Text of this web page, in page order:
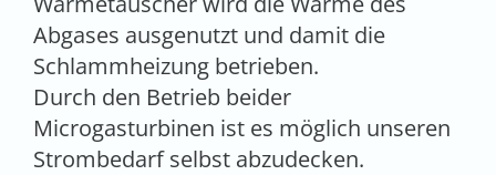
Abgases ausgenutzt und damit die
Schlammheizung betrieben.
Durch den Betrieb beider
Microgasturbinen ist es möglich unseren
Strombedarf selbst abzudecken.